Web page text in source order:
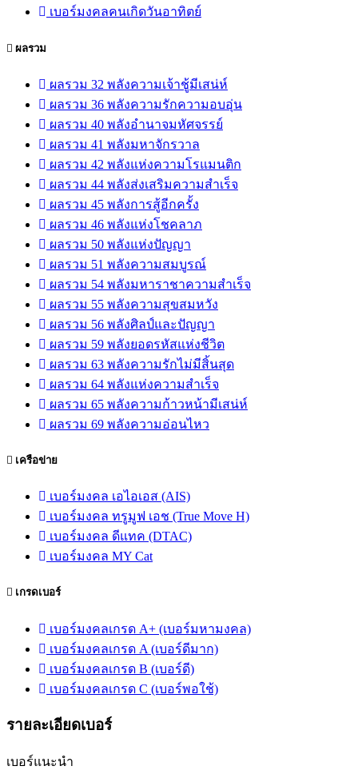
เบอร์มงคลคนเกิดวันอาทิตย์
ผลรวม
ผลรวม 32 พลังความเจ้าชู้มีเสน่ห์
ผลรวม 36 พลังความรักความอบอุ่น
ผลรวม 40 พลังอำนาจมหัศจรรย์
ผลรวม 41 พลังมหาจักรวาล
ผลรวม 42 พลังแห่งความโรแมนติก
ผลรวม 44 พลังส่งเสริมความสำเร็จ
ผลรวม 45 พลังการสู้อีกครั้ง
ผลรวม 46 พลังแห่งโชคลาภ
ผลรวม 50 พลังแห่งปัญญา
ผลรวม 51 พลังความสมบูรณ์
ผลรวม 54 พลังมหาราชาความสำเร็จ
ผลรวม 55 พลังความสุขสมหวัง
ผลรวม 56 พลังศิลป์และปัญญา
ผลรวม 59 พลังยอดรหัสแห่งชีวิต
ผลรวม 63 พลังความรักไม่มีสิ้นสุด
ผลรวม 64 พลังแห่งความสำเร็จ
ผลรวม 65 พลังความก้าวหน้ามีเสน่ห์
ผลรวม 69 พลังความอ่อนไหว
เครือข่าย
เบอร์มงคล เอไอเอส (AIS)
เบอร์มงคล ทรูมูฟ เอช (True Move H)
เบอร์มงคล ดีแทค (DTAC)
เบอร์มงคล MY Cat
เกรดเบอร์
เบอร์มงคลเกรด A+ (เบอร์มหามงคล)
เบอร์มงคลเกรด A (เบอร์ดีมาก)
เบอร์มงคลเกรด B (เบอร์ดี)
เบอร์มงคลเกรด C (เบอร์พอใช้)
รายละเอียดเบอร์
เบอร์แนะนำ